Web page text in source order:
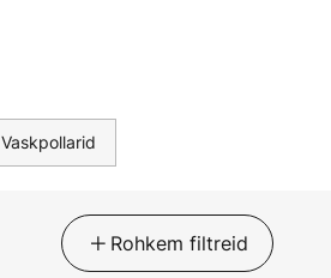
Vaskpollarid
Rohkem filtreid